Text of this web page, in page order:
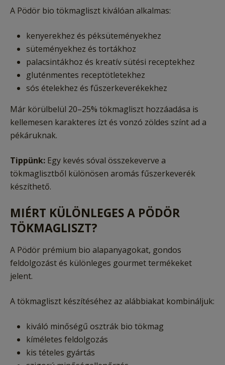
A Pödör bio tökmagliszt kiválóan alkalmas:
kenyerekhez és péksüteményekhez
süteményekhez és tortákhoz
palacsintákhoz és kreatív sütési receptekhez
gluténmentes receptötletekhez
sós ételekhez és fűszerkeverékekhez
Már körülbelül 20–25% tökmagliszt hozzáadása is
kellemesen karakteres ízt és vonzó zöldes színt ad a
pékáruknak.
Tippünk: Egy kevés sóval összekeverve a
tökmaglisztből különösen aromás fűszerkeverék
készíthető.
MIÉRT KÜLÖNLEGES A PÖDÖR
TÖKMAGLISZT?
A Pödör prémium bio alapanyagokat, gondos
feldolgozást és különleges gourmet termékeket
jelent.
A tökmagliszt készítéséhez az alábbiakat kombináljuk:
kiváló minőségű osztrák bio tökmag
kíméletes feldolgozás
kis tételes gyártás